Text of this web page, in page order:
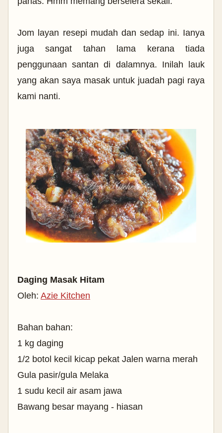
Jom layan resepi mudah dan sedap ini. Ianya
juga sangat tahan lama kerana tiada
penggunaan santan di dalamnya. Inilah lauk
yang akan saya masak untuk juadah pagi raya
kami nanti.
Daging Masak Hitam
Oleh: Azie Kitchen
Bahan bahan:
1 kg daging
1/2 botol kecil kicap pekat Jalen warna merah
Gula pasir/gula Melaka
1 sudu kecil air asam jawa
Bawang besar mayang - hiasan